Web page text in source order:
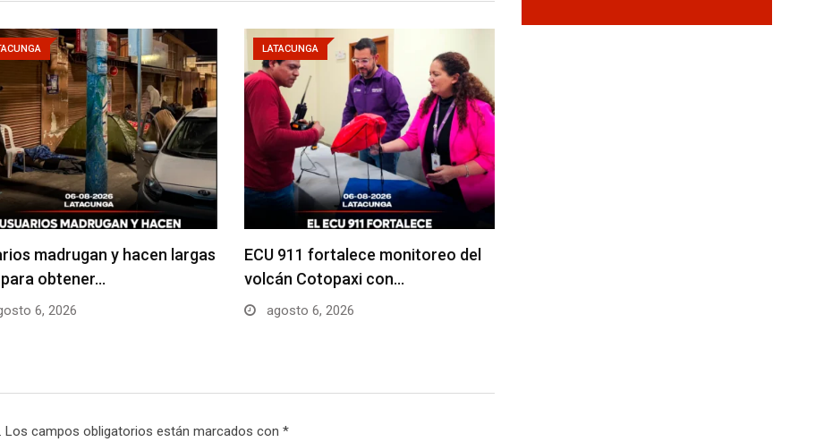
madrugan y hacen largas
obtener…
6, 2026
LATACUNGA
ECU 911 fortalece monitoreo del
volcán Cotopaxi con…
agosto 6, 2026
Los campos obligatorios están marcados con *